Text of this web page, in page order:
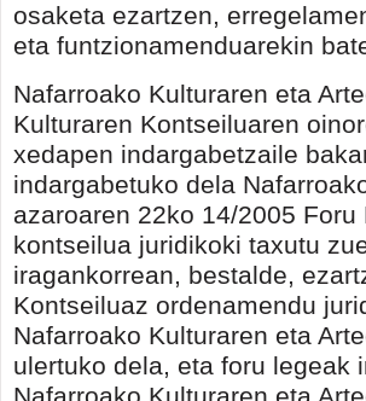
osaketa ezartzen,
eta funtzionamenduarekin
Nafarroako Kulturaren eta
Kulturaren Kontseiluaren
xedapen indargabetzaile
indargabetuko dela
azaroaren 22ko 14/2005
kontseilua juridikoki taxutu
iragankorrean, bestalde,
Kontseiluaz ordenamendu
Nafarroako Kulturaren eta
ulertuko dela, eta foru legeak